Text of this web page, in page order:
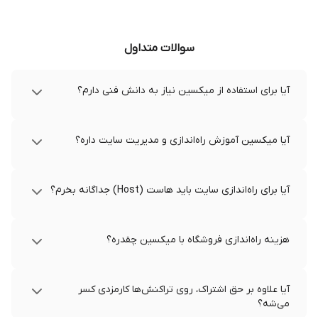
سوالات متداول
آیا برای استفاده از میکسین نیاز به دانش فنی دارم؟
آیا میکسین آموزش راه‌اندازی و مدیریت سایت داره؟
آیا برای راه‌اندازی سایت باید هاست (Host) جداگانه بخرم؟
هزینه راه‌اندازی فروشگاه با میکسین چقدره؟
آیا علاوه بر حق اشتراک، روی تراکنش‌ها کارمزدی کسر
می‌شه؟